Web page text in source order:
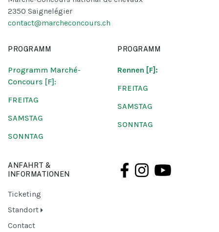
2350 Saignelégier
contact@marcheconcours.ch
PROGRAMM
Programm Marché-
Concours [F]:
FREITAG
SAMSTAG
SONNTAG
PROGRAMM
Rennen [F]:
FREITAG
SAMSTAG
SONNTAG
ANFAHRT &
INFORMATIONEN
Ticketing
Standort
Contact